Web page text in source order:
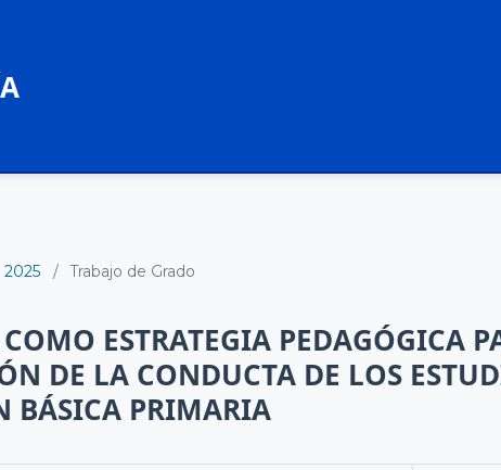
2025 / Trabajo de Grado
ESTRATEGIA PEDAGÓGICA
DE LA CONDUCTA DE LOS
BÁSICA PRIMARIA